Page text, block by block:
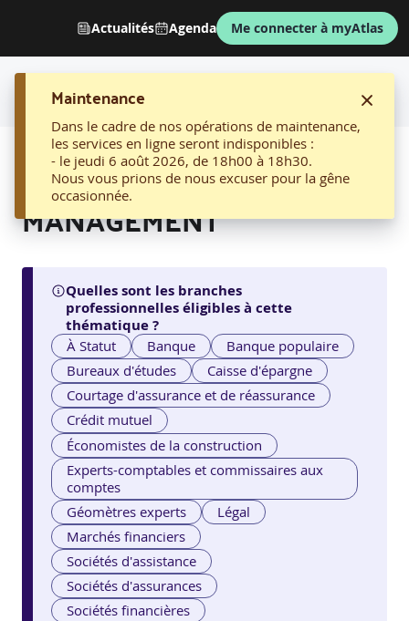
Actualités Agenda Me connecter à myAtlas
Maintenance
Dans le cadre de nos opérations de maintenance,
les services en ligne seront indisponibles :
- le jeudi 6 août 2026, de 18h00 à 18h30.
Nous vous prions de nous excuser pour la gêne
occasionnée.
AFFICHER LE FIL D'ARIANE
LEADERSHIP ET
MANAGEMENT
Quelles sont les branches
professionnelles éligibles à cette
thématique ?
À Statut Banque
Banque populaire
Bureaux d'études
Caisse d'épargne
Courtage d'assurance et de réassurance
Crédit mutuel
Économistes de la construction
Experts-comptables et commissaires aux
comptes
Géomètres experts
Légal
Marchés financiers
Sociétés d'assistance
Sociétés d'assurances
Sociétés financières